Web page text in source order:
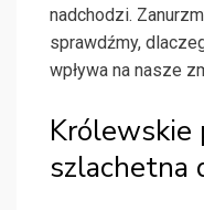
nadchodzi.
sprawdźmy,
wpływa na nasze
Królewskie
szlachetna